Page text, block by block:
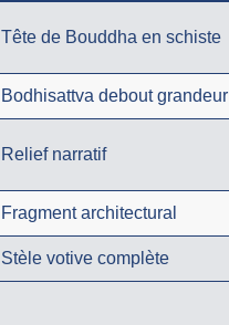
Tête de Bouddha en schiste
Bodhisattva debout
Relief narratif
Fragment architectural
Stèle votive complète